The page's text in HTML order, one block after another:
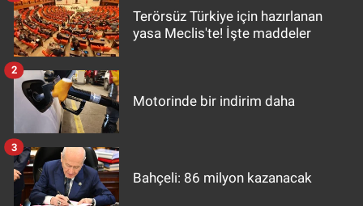
Terörsüz Türkiye için hazırlanan
yasa Meclis'te! İşte maddeler
Motorinde bir indirim daha
2
Bahçeli: 86 milyon kazanacak
3